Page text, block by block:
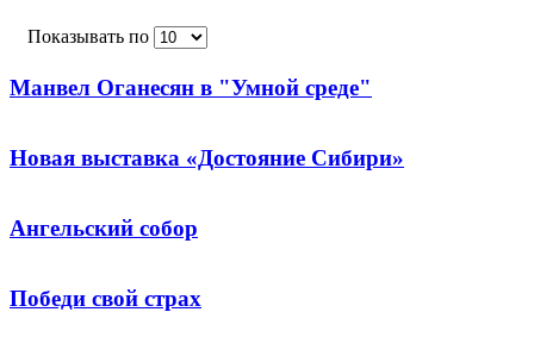
Показывать по
Манвел Оганесян в "Умной среде"
Новая выставка «Достояние Сибири»
Ангельский собор
Победи свой страх